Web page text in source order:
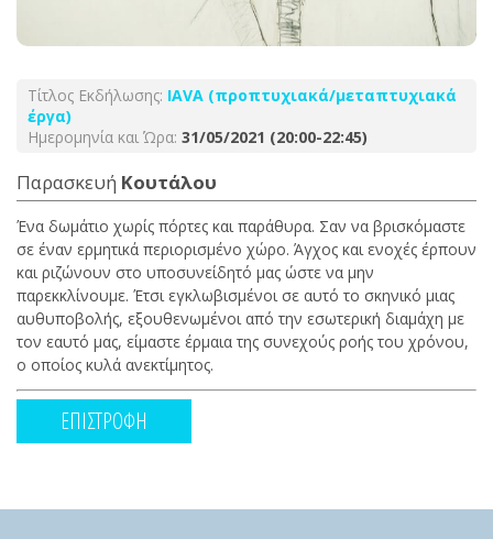
Τίτλος Εκδήλωσης: ΙΑVA (προπτυχιακά/μεταπτυχιακά
έργα)
Ημερομηνία και Ώρα: 31/05/2021 (20:00-22:45)
Παρασκευή Κουτάλου
Ένα δωμάτιο χωρίς πόρτες και παράθυρα. Σαν να βρισκόμαστε
σε έναν ερμητικά περιορισμένο χώρο. Άγχος και ενοχές έρπουν
και ριζώνουν στο υποσυνείδητό μας ώστε να μην
παρεκκλίνουμε. Έτσι εγκλωβισμένοι σε αυτό το σκηνικό μιας
αυθυποβολής, εξουθενωμένοι από την εσωτερική διαμάχη με
τον εαυτό μας, είμαστε έρμαια της συνεχούς ροής του χρόνου,
ο οποίος κυλά ανεκτίμητος.
ΕΠΙΣΤΡΟΦΗ